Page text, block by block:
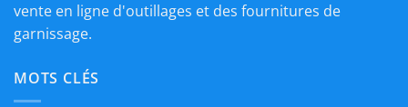
vente en ligne d'outillages et des fournitures de
garnissage.
MOTS CLÉS